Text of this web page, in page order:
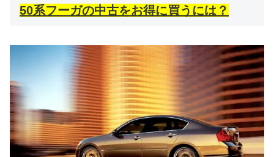
50系フーガの中古をお得に買うには？